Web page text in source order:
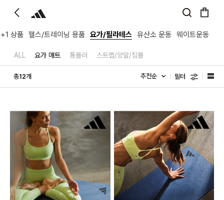
상품 헬스/트레이닝 용품 요가/필라테스 유산소 운동 웨이트운동
ALL 요가 매트 폼롤러 스트랩/양말/짐볼
총12개 필터